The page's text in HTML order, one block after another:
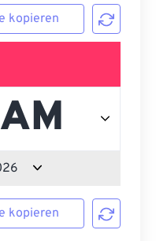
kopieren
kopieren